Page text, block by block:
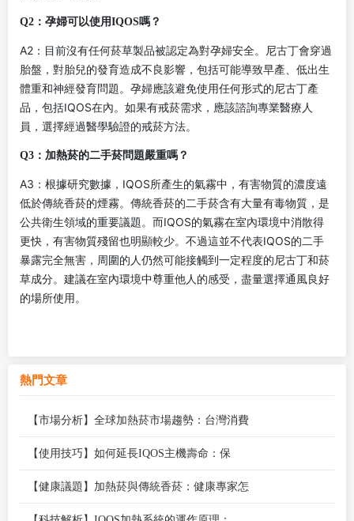
Q2：孕婦可以使用IQOS嗎？
A2：目前沒有任何菸草製品被認定為對孕婦安全。尼古丁會穿過
胎盤，對胎兒的發育造成不良影響，包括可能導致早產、低出生
體重和神經發育問題。孕婦應該避免使用任何形式的尼古丁產
品，包括IQOS在內。如果有戒菸需求，應該諮詢專業醫療人
員，選擇經過醫學驗證的戒菸方法。
Q3：加熱菸的二手菸問題嚴重嗎？
A3：根據研究數據，IQOS所產生的氣霧中，有害物質的濃度遠
低於傳統香菸的煙霧。傳統香菸的二手菸含有大量有毒物質，是
公共衛生領域的重要議題。而IQOS的氣霧在室內環境中消散得
更快，有害物質殘留也明顯較少。不過這並不代表IQOS的二手
暴露完全無害，周圍的人仍然可能接觸到一定程度的尼古丁和菸
草成分。建議在室內環境中尊重他人的感受，盡量選擇通風良好
的場所使用。
熱門文章
【市場分析】全球加熱菸市場趨勢：台灣消費
【使用技巧】如何延長IQOS主機壽命：保
【健康議題】加熱菸與傳統香菸：健康專家怎